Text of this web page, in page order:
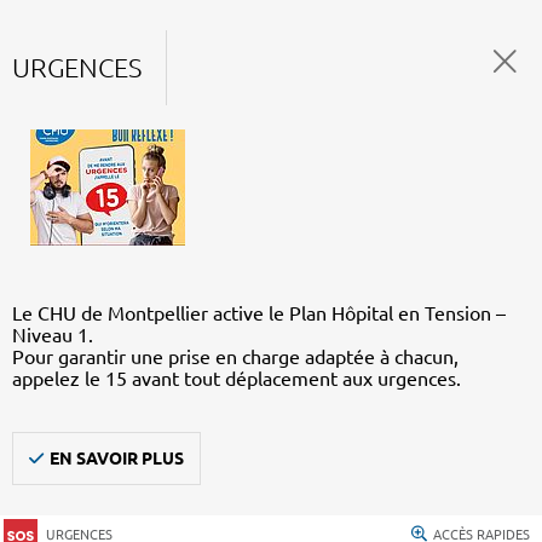
URGENCES
Le CHU de Montpellier active le Plan Hôpital en Tension –
Niveau 1.
Pour garantir une prise en charge adaptée à chacun,
appelez le 15 avant tout déplacement aux urgences.
EN SAVOIR PLUS
URGENCES ACCÈS RAPIDES